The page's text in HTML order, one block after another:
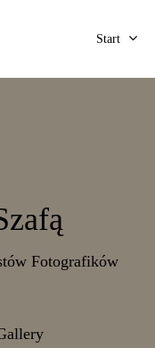
or ESC to close
Start
Fotografików